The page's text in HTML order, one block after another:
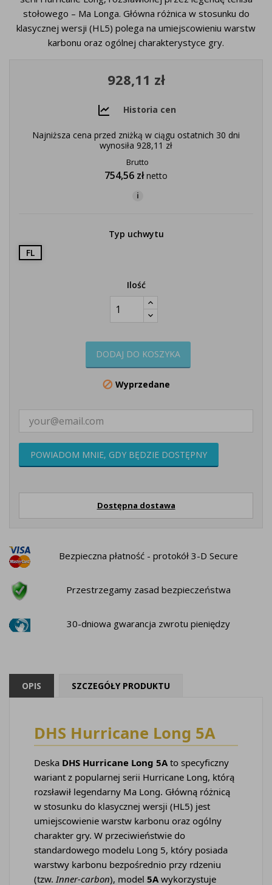
stołowego – Ma Longa. Główna różnica w stosunku do
klasycznej wersji (HL5) polega na umiejscowieniu warstw
karbonu oraz ogólnej charakterystyce gry.
928,11 zł
Historia cen
Najniższa cena przed zniżką w ciągu ostatnich 30 dni
wynosiła 928,11 zł
Brutto
754,56 złnetto
i
Typ uchwytu
FL
Ilość
DODAJ DO KOSZYKA
 Wyprzedane
POWIADOM MNIE, GDY BĘDZIE DOSTĘPNY
Dostępna dostawa
Bezpieczna płatność - protokół 3-D Secure
Przestrzegamy zasad bezpieczeństwa
30-dniowa gwarancja zwrotu pieniędzy
OPIS SZCZEGÓŁY PRODUKTU
DHS Hurricane Long 5A
Deska DHS Hurricane Long 5Ato specyficzny
wariant z popularnej serii Hurricane Long, którą
rozsławił legendarny Ma Long. Główną różnicą
w stosunku do klasycznej wersji (HL5) jest
umiejscowienie warstw karbonu oraz ogólny
charakter gry. W przeciwieństwie do
standardowego modelu Long 5, który posiada
warstwy karbonu bezpośrednio przy rdzeniu
(tzw.Inner-carbon), model 5Awykorzystuje